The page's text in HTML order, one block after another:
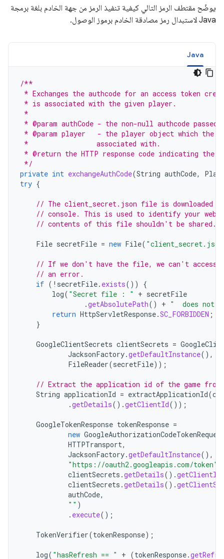
يوضّح مقتطف الرمز التالي كيفية تنفيذ الرمز من جهة الخادم بلغة برمجة
Java لاستبدال رمز مصادقة الخادم برموز الوصول.
Java
/**
* Exchanges the authcode for an access token
* is associated with the given player.
*
* @param authCode - the non-null authcode
* @param player   - the player object which the
*                 associated with.
* @return the HTTP response code indicating the
*/
private int exchangeAuthCode(String authCode,
try {
// The client_secret.json file is downloaded
// console. This is used to identify your web
// contents of this file shouldn't be shared.
File secretFile = new File(
// If we don't have the file, we can't access
// an error.
if ( ! secretFile. exists())
{
log( "Secret file : " + secretFile
.getAbsolutePath() + "  does not
return HttpServletResponse.SC_FORBIDDEN ;
}
GoogleClientSecrets clientSecrets =
JacksonFactory.getDefaultInstance(),
FileReader(secretFile));
// Extract the application id of the game
String applicationId = extractApplicationId(
.getDetails().getClientId());
GoogleTokenResponse tokenResponse =
new
HTTPTransport,
JacksonFactory.getDefaultInstance(),
"https://oauth2.googleapis.com/token"
clientSecrets .getDetails().getClientId
clientSecrets .getDetails().
authCode,
"" )
. execute();
TokenVerifier(tokenResponse);
log( "hasRefresh == " + (tokenResponse.